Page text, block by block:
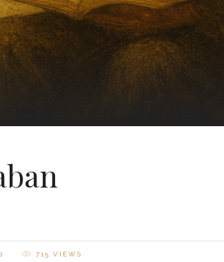
715 VIEWS